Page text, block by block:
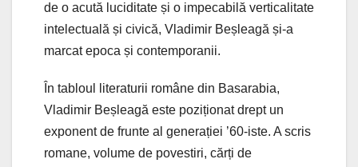
de o acută luciditate și o impecabilă verticalitate
intelectuală și civică, Vladimir Beșleagă și-a
marcat epoca și contemporanii.
În tabloul literaturii române din Basarabia,
Vladimir Beșleagă este poziționat drept un
exponent de frunte al generației ’60-iste. A scris
romane, volume de povestiri, cărți de